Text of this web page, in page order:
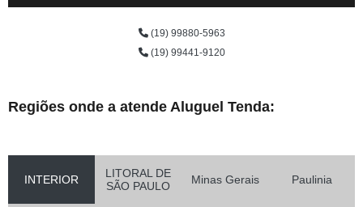
(19) 99880-5963
(19) 99441-9120
Regiões onde a atende Aluguel Tenda:
INTERIOR
LITORAL DE
SÃO PAULO
Minas Gerais Paulinia